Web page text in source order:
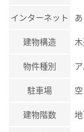
インターネット
建物構造
物件種別
駐車場
建物階数